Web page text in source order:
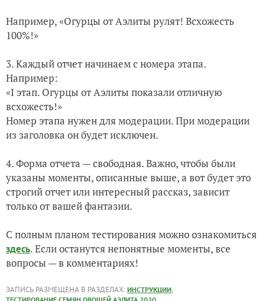
Например, «Огурцы от Аэлиты рулят! Всхожесть
100%!»
3. Каждый отчет начинаем с номера этапа.
Например:
«I этап. Огурцы от Аэлиты показали отличную
всхожесть!»
Номер этапа нужен для модерации. При модерации
из заголовка он будет исключен.
4. Форма отчета — свободная. Важно, чтобы были
указаны моменты, описанные выше, а вот будет это
строгий отчет или интересный рассказ, зависит
только от вашей фантазии.
С полным планом тестирования можно ознакомиться
здесь. Если останутся непонятные моменты, все
вопросы — в комментариях!
ЗАПИСЬ РАЗМЕЩЕНА В РАЗДЕЛАХ: ИНСТРУКЦИИ,